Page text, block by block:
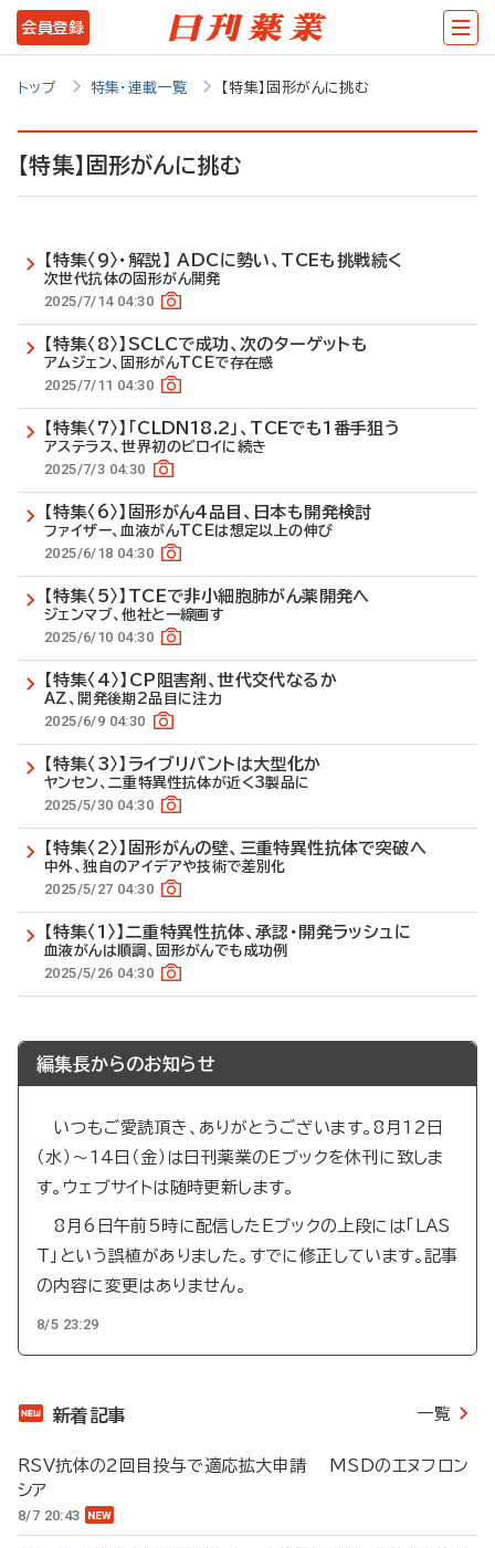
メ
イ
テ
会員登録
トップ 特集・連載一覧 【特集】固形がんに挑む
【特集】固形がんに挑む
【特集〈9〉・解説】 ADCに勢い、TCEも挑戦続く
次世代抗体の固形がん開発
2025/7/14 04:30
【特集〈8〉】SCLCで成功、次のターゲットも
アムジェン、固形がんTCEで存在感
2025/7/11 04:30
【特集〈7〉】「CLDN18.2」、TCEでも1番手狙う
アステラス、世界初のビロイに続き
2025/7/3 04:30
【特集〈6〉】固形がん4品目、日本も開発検討
ファイザー、血液がんTCEは想定以上の伸び
2025/6/18 04:30
【特集〈5〉】TCEで非小細胞肺がん薬開発へ
ジェンマブ、他社と一線画す
2025/6/10 04:30
【特集〈4〉】CP阻害剤、世代交代なるか
AZ、開発後期2品目に注力
2025/6/9 04:30
【特集〈3〉】ライブリバントは大型化か
ヤンセン、二重特異性抗体が近く3製品に
2025/5/30 04:30
【特集〈2〉】固形がんの壁、三重特異性抗体で突破へ
中外、独自のアイデアや技術で差別化
2025/5/27 04:30
【特集〈1〉】二重特異性抗体、承認・開発ラッシュに
血液がんは順調、固形がんでも成功例
2025/5/26 04:30
編集長からのお知らせ
いつもご愛読頂き、ありがとうございます。8月12日
（水）～14日（金）は日刊薬業のEブックを休刊に致しま
す。ウェブサイトは随時更新します。
8月6日午前5時に配信したEブックの上段には「LAS
T」という誤植がありました。すでに修正しています。記事
の内容に変更はありません。
8/5 23:29
新着記事 一覧
RSV抗体の2回目投与で適応拡大申請 MSDのエヌフロン
シア
8/7 20:43